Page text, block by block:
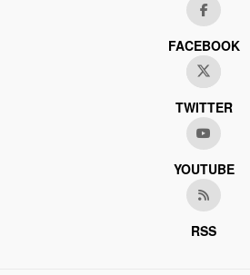
FACEBOOK
TWITTER
YOUTUBE
RSS